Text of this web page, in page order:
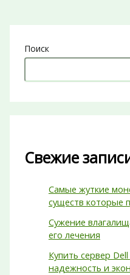
Поиск
Свежие
Самые жуткие
существ которые
Сужение
его лечения
Купить сервер
надежность и